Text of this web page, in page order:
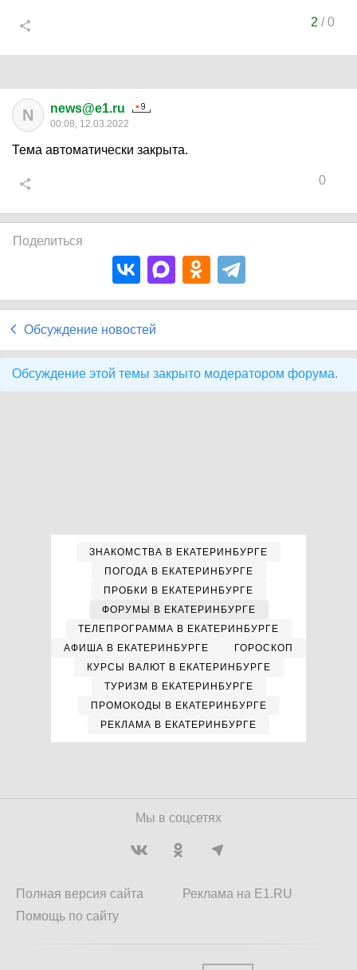
2 /0
N news@e1.ru
00:08, 12.03.2022
Тема автоматически закрыта.
0
Поделиться
Обсуждение новостей
Обсуждение этой темы закрыто модератором форума.
ЗНАКОМСТВА В ЕКАТЕРИНБУРГЕ
ПОГОДА В ЕКАТЕРИНБУРГЕ
ПРОБКИ В ЕКАТЕРИНБУРГЕ
ФОРУМЫ В ЕКАТЕРИНБУРГЕ
ТЕЛЕПРОГРАММА В ЕКАТЕРИНБУРГЕ
АФИША В ЕКАТЕРИНБУРГЕ
ГОРОСКОП
КУРСЫ ВАЛЮТ В ЕКАТЕРИНБУРГЕ
ТУРИЗМ В ЕКАТЕРИНБУРГЕ
ПРОМОКОДЫ В ЕКАТЕРИНБУРГЕ
РЕКЛАМА В ЕКАТЕРИНБУРГЕ
Мы в соцсетях
Полная версия сайта
Помощь по сайту
Реклама на E1.RU